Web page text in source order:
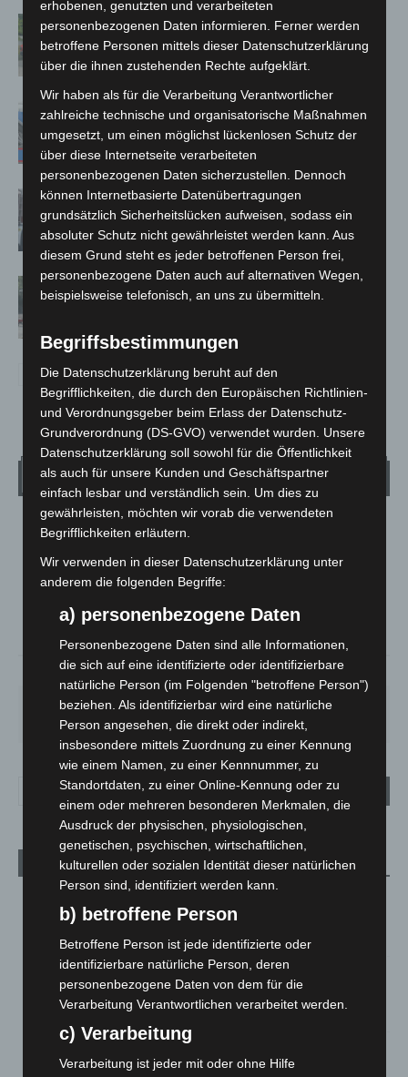
Region Hannover: 21 neue
Notfallsanitäter starten beim Roten
Kreuz
Mann läuft mit Hockeyschläger über
A7 – Polizei sucht Zeugen
Celle: Mensch stirbt bei Bagger-Unfall
auf Baustelle
Gasleitung bei McDonald’s-Umbau in
Langenhagen beschädigt
Wetter
LANGENHAGEN
27.1
26.7
36% 1.8m/s 36%
SO.
33°
MO.
27°
DI.
24°
MI.
27°
Aktuelle Beiträge
Werke im Jacques’ Wein-Depot Isernhagen
8. August 2026
A2: Zweite Turbobaustelle startet zwischen Hannover-West
und Bothfeld
8. August 2026
Waldbrandeinsatz aus Spanien zurück
erhobenen, genutzten und verarbeiteten
personenbezogenen Daten informieren. Ferner werden
betroffene Personen mittels dieser Datenschutzerklärung
über die ihnen zustehenden Rechte aufgeklärt.
Wir haben als für die Verarbeitung Verantwortlicher
zahlreiche technische und organisatorische Maßnahmen
umgesetzt, um einen möglichst lückenlosen Schutz der
über diese Internetseite verarbeiteten
personenbezogenen Daten sicherzustellen. Dennoch
können Internetbasierte Datenübertragungen
grundsätzlich Sicherheitslücken aufweisen, sodass ein
absoluter Schutz nicht gewährleistet werden kann. Aus
diesem Grund steht es jeder betroffenen Person frei,
personenbezogene Daten auch auf alternativen Wegen,
beispielsweise telefonisch, an uns zu übermitteln.
Begriffsbestimmungen
Die Datenschutzerklärung beruht auf den
Begrifflichkeiten, die durch den Europäischen Richtlinien-
und Verordnungsgeber beim Erlass der Datenschutz-
Grundverordnung (DS-GVO) verwendet wurden. Unsere
Datenschutzerklärung soll sowohl für die Öffentlichkeit
als auch für unsere Kunden und Geschäftspartner
einfach lesbar und verständlich sein. Um dies zu
gewährleisten, möchten wir vorab die verwendeten
Begrifflichkeiten erläutern.
Wir verwenden in dieser Datenschutzerklärung unter
anderem die folgenden Begriffe:
a) personenbezogene Daten
Personenbezogene Daten sind alle Informationen,
die sich auf eine identifizierte oder identifizierbare
natürliche Person (im Folgenden "betroffene Person")
beziehen. Als identifizierbar wird eine natürliche
Person angesehen, die direkt oder indirekt,
insbesondere mittels Zuordnung zu einer Kennung
wie einem Namen, zu einer Kennnummer, zu
Standortdaten, zu einer Online-Kennung oder zu
einem oder mehreren besonderen Merkmalen, die
Ausdruck der physischen, physiologischen,
genetischen, psychischen, wirtschaftlichen,
kulturellen oder sozialen Identität dieser natürlichen
Person sind, identifiziert werden kann.
b) betroffene Person
Betroffene Person ist jede identifizierte oder
identifizierbare natürliche Person, deren
personenbezogene Daten von dem für die
Verarbeitung Verantwortlichen verarbeitet werden.
c) Verarbeitung
Verarbeitung ist jeder mit oder ohne Hilfe